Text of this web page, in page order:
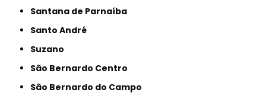
Santana de Parnaíba
Santo André
Suzano
São Bernardo Centro
São Bernardo do Campo